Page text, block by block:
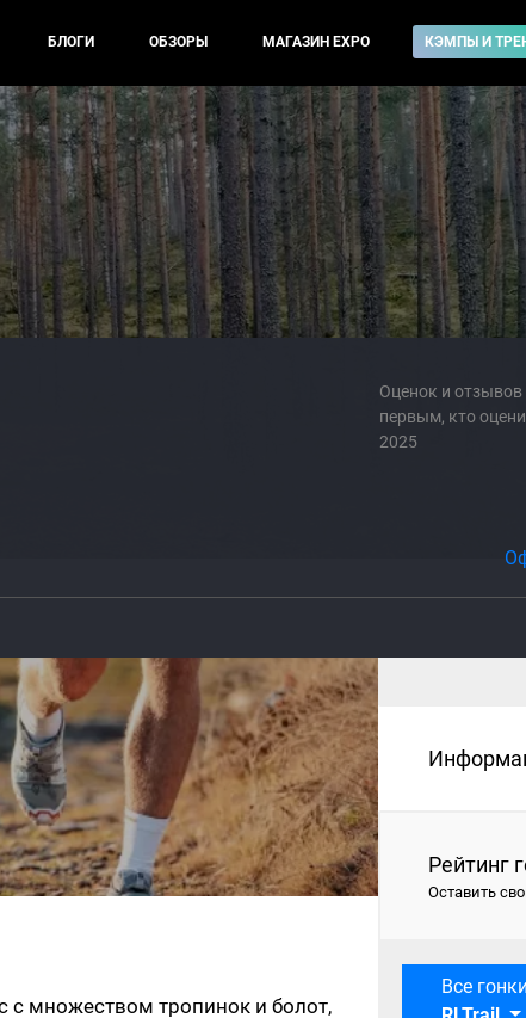
БЛОГИ ОБЗОРЫ МАГАЗИН EXPO КЭМПЫ И
Оценок и отзывов
первым, кто
2025
с множеством тропинок и болот,
Рейтинг
Оставить
Все гонки